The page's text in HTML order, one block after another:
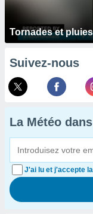
Tornades et
Suivez-nous
La Météo
J'ai lu et j'accepte